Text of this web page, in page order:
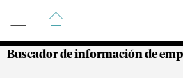
Guía de Empresas
Buscador de información de